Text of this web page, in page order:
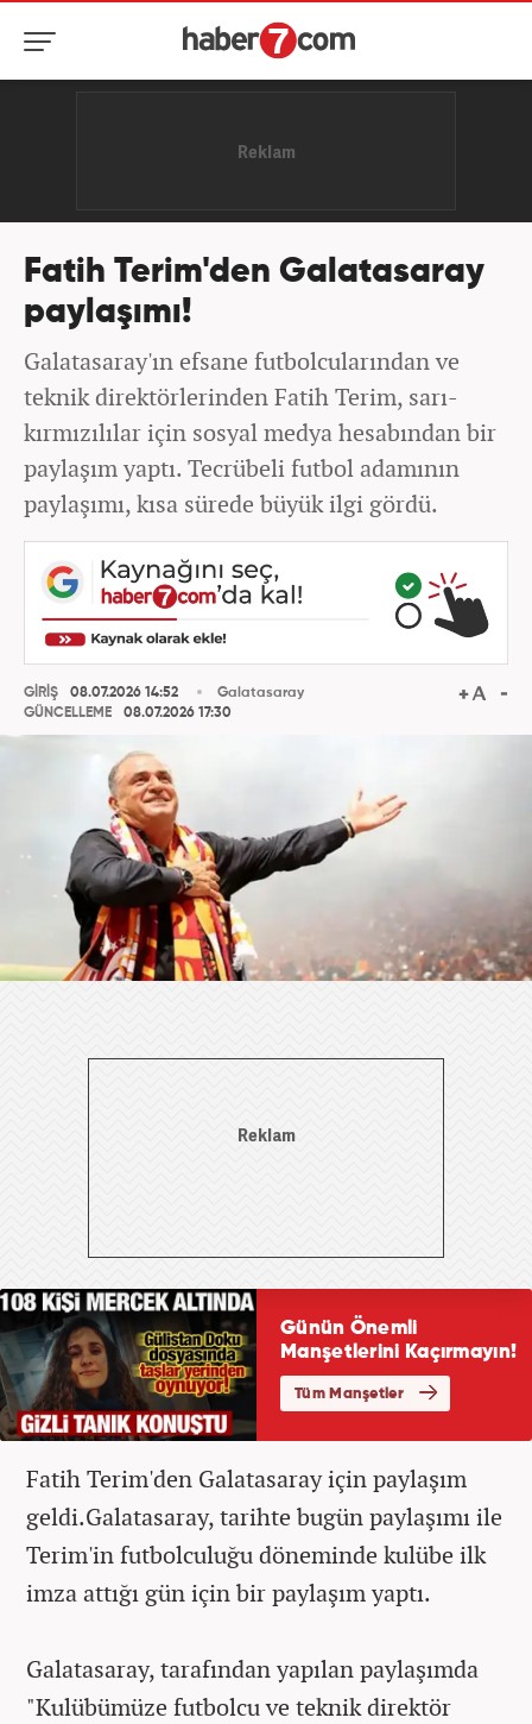
Fatih Terim'den Galatasaray
paylaşımı!
Galatasaray'ın efsane futbolcularından ve
teknik direktörlerinden Fatih Terim, sarı-
kırmızılılar için sosyal medya hesabından bir
paylaşım yaptı. Tecrübeli futbol adamının
paylaşımı, kısa sürede büyük ilgi gördü.
GİRİŞ
08.07.2026 14:52
GÜNCELLEME
08.07.2026 17:30
Galatasaray
Fatih Terim'den Galatasaray için paylaşım
geldi.Galatasaray, tarihte bugün paylaşımı ile
Terim'in futbolculuğu döneminde kulübe ilk
imza attığı gün için bir paylaşım yaptı.
Galatasaray, tarafından yapılan paylaşımda
"Kulübümüze futbolcu ve teknik direktör